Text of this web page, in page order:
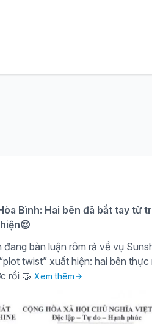
Bình: Hai bên đã bắt tay từ
bàn luận rôm rả về vụ
twist” xuất hiện: hai bên thực
rồi 🤝 Xem thêm